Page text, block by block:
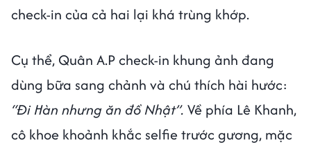
check-in của cả hai lại khá trùng khớp.
Cụ thể, Quân A.P check-in khung ảnh đang
dùng bữa sang chảnh và chú thích hài hước:
“Đi Hàn nhưng ăn đồ Nhật”. Về phía Lê Khanh,
cô khoe khoảnh khắc selfie trước gương, mặc